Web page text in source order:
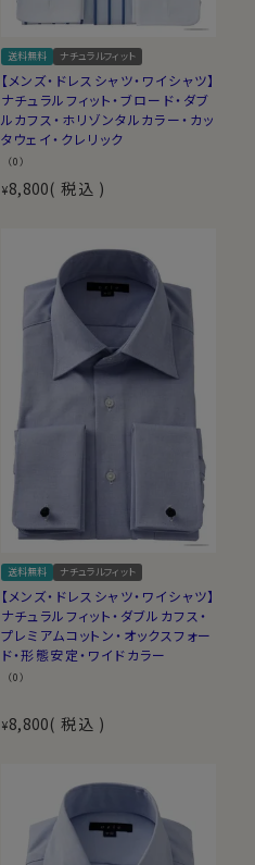
送料無料 ナチュラルフィット
【メンズ・ドレスシャツ・ワイシャツ】
ナチュラルフィット・ブロード・ダブ
ルカフス・ホリゾンタルカラー・カッ
タウェイ・クレリック
（0）
¥8,800 税込
送料無料 ナチュラルフィット
【メンズ・ドレスシャツ・ワイシャツ】
ナチュラルフィット・ダブルカフス・
プレミアムコットン・オックスフォー
ド・形態安定・ワイドカラー
（0）
¥8,800 税込